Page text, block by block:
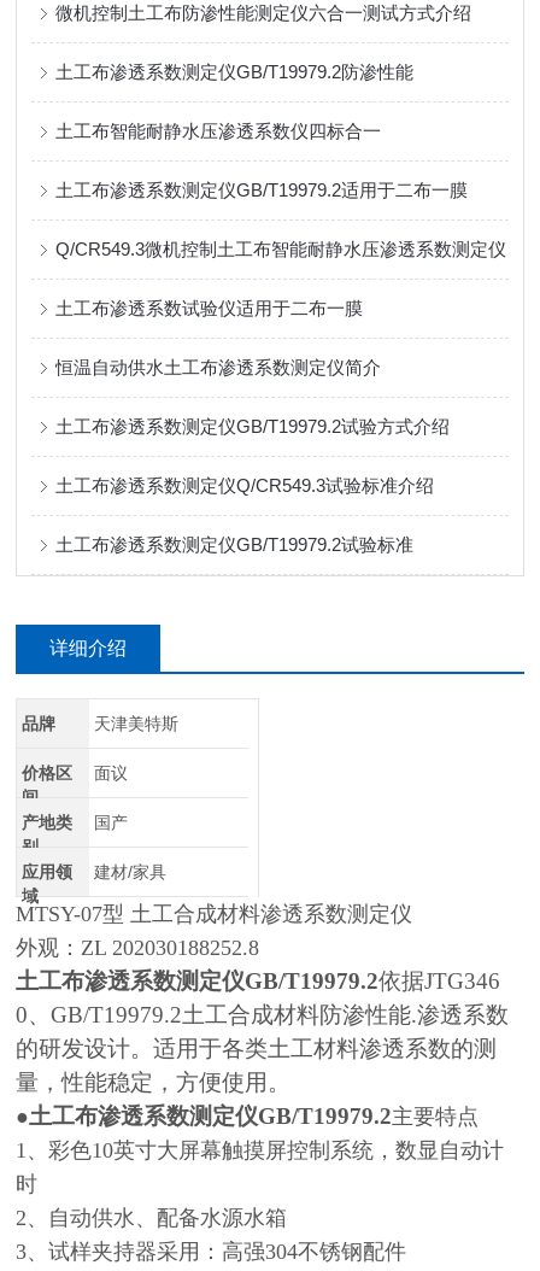
微机控制土工布防渗性能测定仪六合一测试方式介绍
土工布渗透系数测定仪GB/T19979.2防渗性能
土工布智能耐静水压渗透系数仪四标合一
土工布渗透系数测定仪GB/T19979.2适用于二布一膜
Q/CR549.3微机控制土工布智能耐静水压渗透系数测定仪
土工布渗透系数试验仪适用于二布一膜
恒温自动供水土工布渗透系数测定仪简介
土工布渗透系数测定仪GB/T19979.2试验方式介绍
土工布渗透系数测定仪Q/CR549.3试验标准介绍
土工布渗透系数测定仪GB/T19979.2试验标准
详细介绍
品牌 天津美特斯
价格区
间
面议
产地类
别
国产
应用领
域
建材/家具
MTSY-07型 土工合成材料渗透系数测定仪
外观：ZL 202030188252.8
土工布渗透系数测定仪GB/T19979.2依据JTG346
0、GB/T19979.2土工合成材料防渗性能.渗透系数
的研发设计。适用于各类土工材料渗透系数的测
量，性能稳定，方便使用。
●土工布渗透系数测定仪GB/T19979.2主要特点
1、彩色10英寸大屏幕触摸屏控制系统，数显自动计
时
2、自动供水、配备水源水箱
3、试样夹持器采用：高强304不锈钢配件